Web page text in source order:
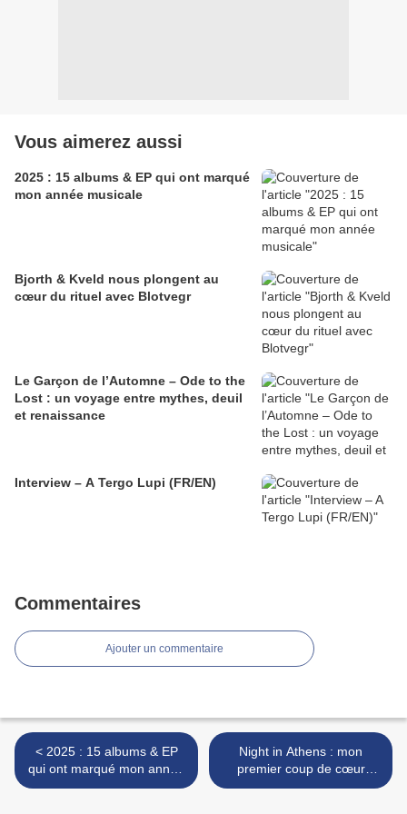
Vous aimerez aussi
2025 : 15 albums & EP qui ont marqué
mon année musicale
Bjorth & Kveld nous plongent au
cœur du rituel avec Blotvegr
Le Garçon de l’Automne – Ode to the
Lost : un voyage entre mythes, deuil
et renaissance
Interview – A Tergo Lupi (FR/EN)
Commentaires
Ajouter un commentaire
< 2025 : 15 albums & EP
qui ont marqué mon année
musicale
Night in Athens : mon
premier coup de cœur
musical de 2026 >